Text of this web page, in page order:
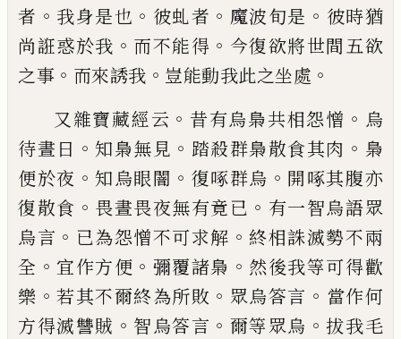
者 。 我身是也 。 彼虬者 。 魔波旬是 。 彼時猶
尚誑惑於我 。 而不能得 。 今復欲將世間五欲
之事 。 而來誘我 。 豈能動我此之坐處 。
又雜寶藏經云 。 昔有烏梟共相怨憎 。 烏
待晝 日 。知梟無見 。 踏殺群梟散食其肉 。 梟
便於夜 。知烏眼闇 。 復啄群烏 。 開啄其腹亦
復散食 。 畏晝畏夜無有竟已 。 有一智烏語眾
烏言 。 已為怨憎不可求解 。 終相誅滅勢不兩
全 。 宜作方便 。 彌覆諸梟 。 然後我等可得歡
樂 。若其不爾終為所敗 。 眾烏答言 。 當作何
方得滅讐賊 。 智烏答言 。 爾等眾烏 。拔我毛